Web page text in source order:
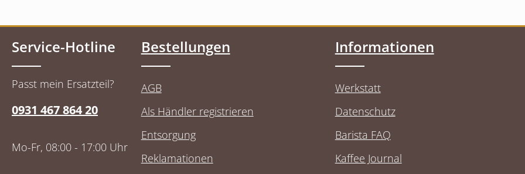
Service-Hotline
Passt mein Ersatzteil?
0931 467 864 20
Mo-Fr, 08:00 - 17:00 Uhr
Bestellungen
AGB
Als Händler registrieren
Entsorgung
Reklamationen
Informationen
Werkstatt
Datenschutz
Barista FAQ
Kaffee Journal